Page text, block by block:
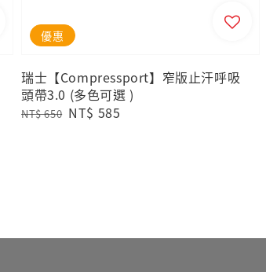
優惠
瑞士【Compressport】窄版止汗呼吸
頭帶3.0 (多色可選 )
Regular
NT$ 650 Sale
NT$ 585